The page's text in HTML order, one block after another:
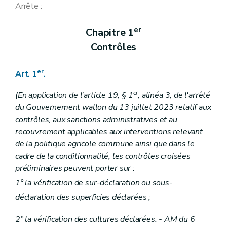
Arrête :
Chapitre 1er
Contrôles
Art. 1er.
(En application de l'article 19, § 1er, alinéa 3, de l'arrêté
du Gouvernement wallon du 13 juillet 2023 relatif aux
contrôles, aux sanctions administratives et au
recouvrement applicables aux interventions relevant
de la politique agricole commune ainsi que dans le
cadre de la conditionnalité, les contrôles croisées
préliminaires peuvent porter sur :
1° la vérification de sur-déclaration ou sous-
déclaration des superficies déclarées ;
2° la vérification des cultures déclarées. - AM du 6